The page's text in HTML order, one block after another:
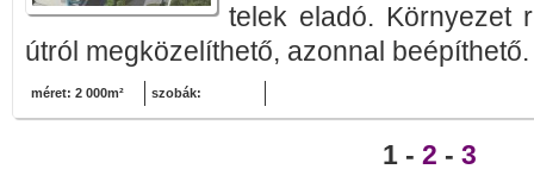
telek eladó. Környezet
útról megközelíthető, azonnal
méret: 2 000m² szobák:
1 - 2 - 3